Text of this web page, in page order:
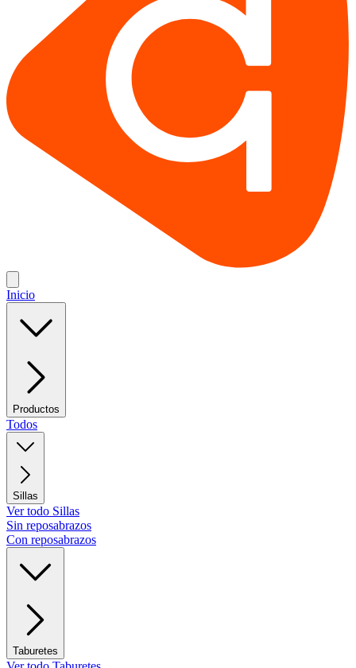
Inicio
Productos
Todos
Sillas
Ver todo Sillas
Sin reposabrazos
Con reposabrazos
Taburetes